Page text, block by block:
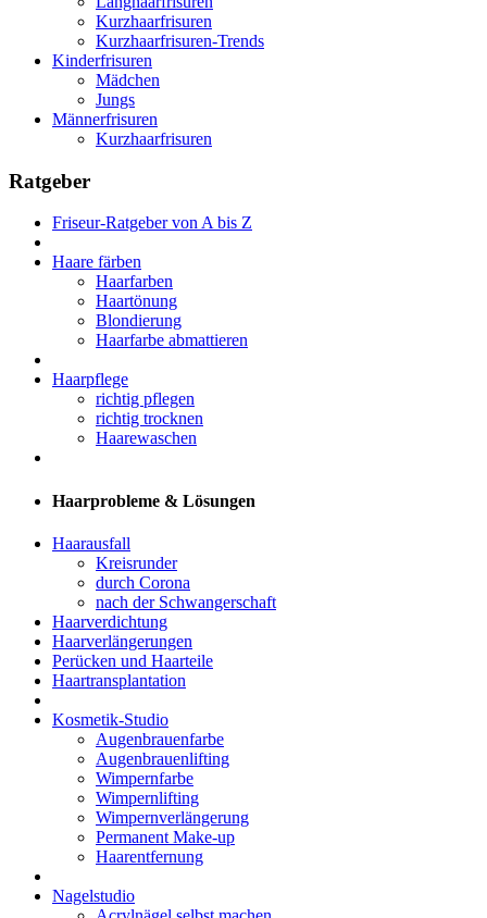
Kurzhaarfrisuren
Kurzhaarfrisuren-Trends
Kinderfrisuren
Mädchen
Jungs
Männerfrisuren
Kurzhaarfrisuren
Ratgeber
Friseur-Ratgeber von A bis Z
Haare färben
Haarfarben
Haartönung
Blondierung
Haarfarbe abmattieren
Haarpflege
richtig pflegen
richtig trocknen
Haarewaschen
Haarprobleme & Lösungen
Haarausfall
Kreisrunder
durch Corona
nach der Schwangerschaft
Haarverdichtung
Haarverlängerungen
Perücken und Haarteile
Haartransplantation
Kosmetik-Studio
Augenbrauenfarbe
Augenbrauenlifting
Wimpernfarbe
Wimpernlifting
Wimpernverlängerung
Permanent Make-up
Haarentfernung
Nagelstudio